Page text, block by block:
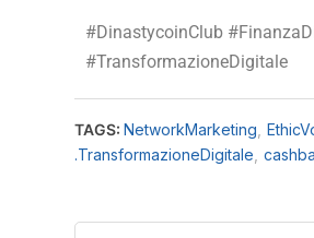
#DinastycoinClub
#TransformazioneDigitale
TAGS: NetworkMarketing
.TransformazioneDigitale